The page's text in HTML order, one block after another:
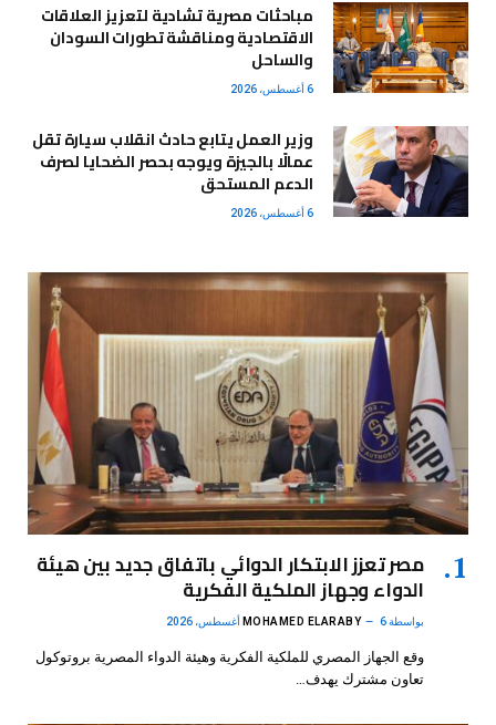
مباحثات مصرية تشادية لتعزيز العلاقات
الاقتصادية ومناقشة تطورات السودان
والساحل
6 أغسطس، 2026
وزير العمل يتابع حادث انقلاب سيارة تقل
عمالًا بالجيزة ويوجه بحصر الضحايا لصرف
الدعم المستحق
6 أغسطس، 2026
مصر تعزز الابتكار الدوائي باتفاق جديد بين هيئة
الدواء وجهاز الملكية الفكرية
بواسطة MOHAMED ELARABY 6 أغسطس، 2026
وقع الجهاز المصري للملكية الفكرية وهيئة الدواء المصرية بروتوكول
تعاون مشترك يهدف…